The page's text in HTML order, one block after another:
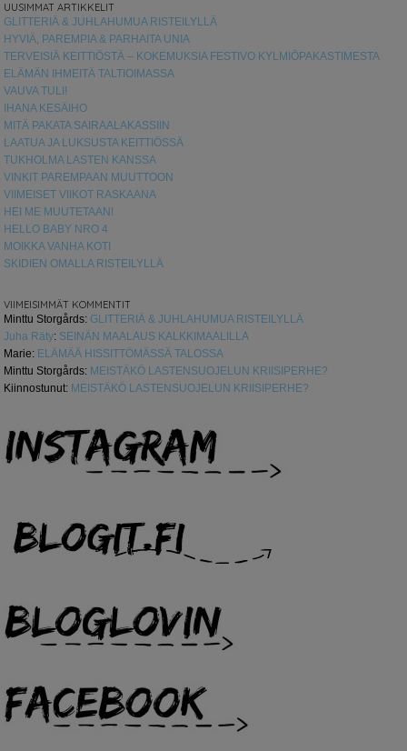
UUSIMMAT ARTIKKELIT
GLITTERIÄ & JUHLAHUMUA RISTEILYLLÄ
HYVIÄ, PAREMPIA & PARHAITA UNIA
TERVEISIÄ KEITTIÖSTÄ – KOKEMUKSIA FESTIVO KYLMIÖPAKASTIMESTA
ELÄMÄN IHMEITÄ TALTIOIMASSA
VAUVA TULI!
IHANA KESÄIHO
MITÄ PAKATA SAIRAALAKASSIIN
LAATUA JA LUKSUSTA KEITTIÖSSÄ
TUKHOLMA LASTEN KANSSA
VINKIT PAREMPAAN MUUTTOON
VIIMEISET VIIKOT RASKAANA
HEI ME MUUTETAAN!
HELLO BABY NRO 4
MOIKKA VANHA KOTI
SKIDIEN OMALLA RISTEILYLLÄ
VIIMEISIMMÄT KOMMENTIT
Minttu Storgårds: GLITTERIÄ & JUHLAHUMUA RISTEILYLLÄ
Juha Räty: SEINÄN MAALAUS KALKKIMAALILLA
Marie: ELÄMÄÄ HISSITTÖMÄSSÄ TALOSSA
Minttu Storgårds: MEISTÄKÖ LASTENSUOJELUN KRIISIPERHE?
Kiinnostunut: MEISTÄKÖ LASTENSUOJELUN KRIISIPERHE?